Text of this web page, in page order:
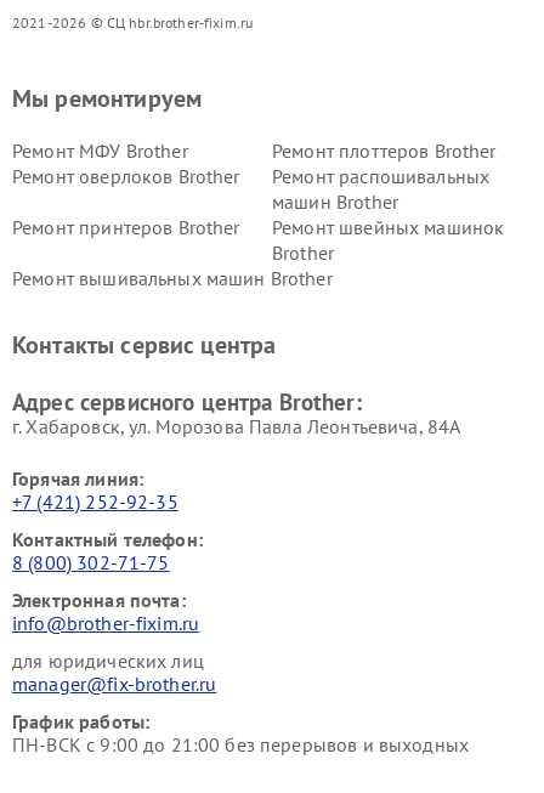
2021-2026 © СЦ hbr.brother-fixim.ru
Мы ремонтируем
Ремонт МФУ Brother
Ремонт плоттеров Brother
Ремонт оверлоков Brother
Ремонт распошивальных
машин Brother
Ремонт принтеров Brother
Ремонт швейных машинок
Brother
Ремонт вышивальных машин Brother
Контакты сервис центра
Адрес сервисного центра Brother:
г. Хабаровск, ул. Морозова Павла Леонтьевича, 84А
Горячая линия:
+7 (421) 252-92-35
Контактный телефон:
8 (800) 302-71-75
Электронная почта:
info@brother-fixim.ru
для юридических лиц
manager@fix-brother.ru
График работы:
ПН-ВСК с 9:00 до 21:00 без перерывов и выходных